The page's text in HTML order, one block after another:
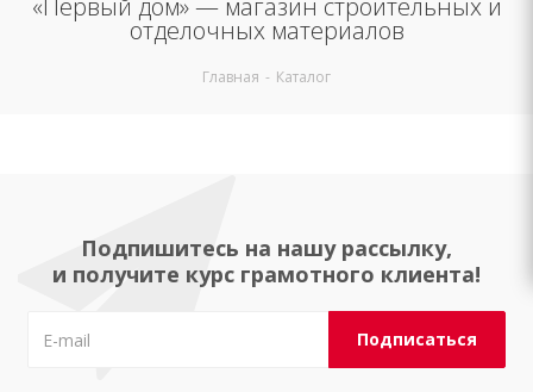
«Первый дом» — магазин строительных и
отделочных материалов
Главная - Каталог
Подпишитесь на нашу рассылку,
и получите курс грамотного клиента!